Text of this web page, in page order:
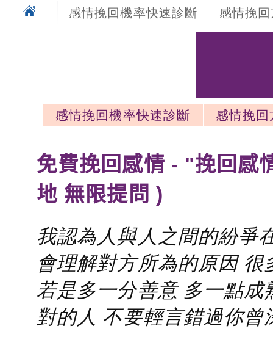
感情挽回機率快速診斷 感情挽
感情挽回機率快速診斷
感情挽
免費挽回感情 - "挽回感
地 無限提問 )
我認為人與人之間的紛爭
會理解對方所為的原因
若是多一分善意 多一點
對的人 不要輕言錯過你曾